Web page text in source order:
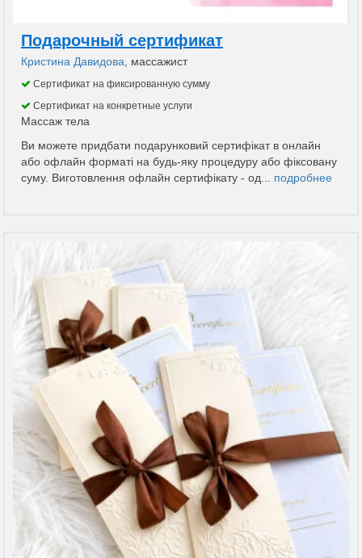
Подарочный сертификат
Кристина Давидова , массажист
Сертификат на фиксированную сумму
Сертификат на конкретные услуги
Массаж тела
Ви можете придбати подарунковий сертифікат в онлайн
або офлайн форматі на будь-яку процедуру або фіксовану
суму. Виготовлення офлайн сертифікату - од... подробнее